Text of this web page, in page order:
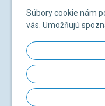
Súbory cookie nám
vás. Umožňujú
Žiadosť o
© 2026 SLOVPAP SK •